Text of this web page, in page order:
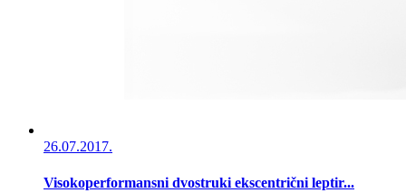
26.07.2017.
Visokoperformansni dvostruki ekscentrični leptir...